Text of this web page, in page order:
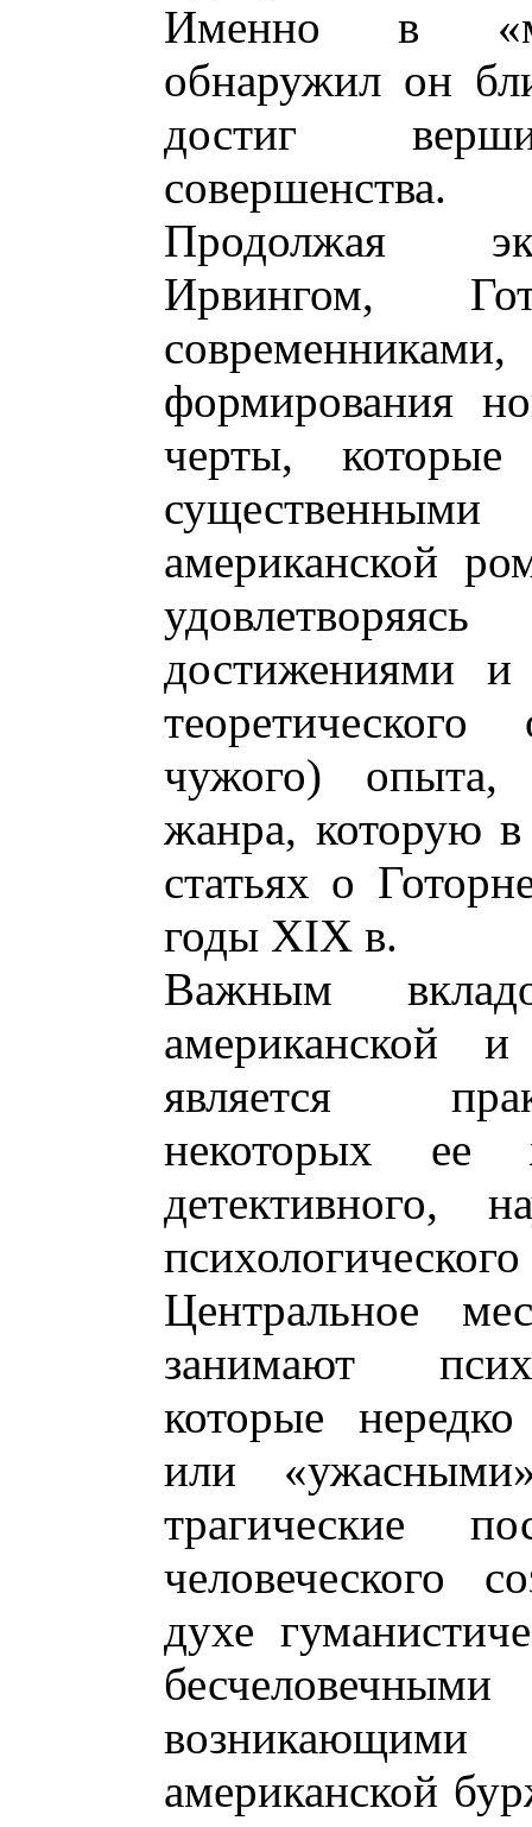
Именно в
обнаружил он
достиг
совершенства.
Продолжая
Ирвингом,
формирования
черты,
американской
достижениями и
чужого) опыта,
жанра, которую
статьях о
годы XIX в.
Важным
американской
является
некоторых ее
детективного,
психологического
Центральное
занимают
которые
или
трагические
человеческого
духе
американской